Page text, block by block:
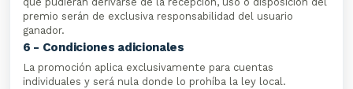
premio serán de exclusiva responsabilidad del usuario
ganador.
6 - Condiciones adicionales
La promoción aplica exclusivamente para cuentas
individuales y será nula donde lo prohíba la ley local.